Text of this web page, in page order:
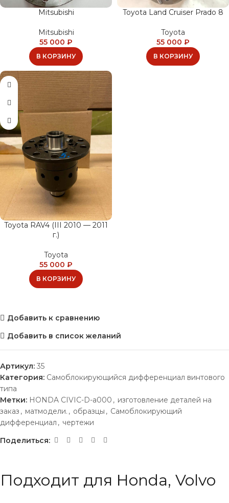
Mitsubishi
Mitsubishi
55 000 ₽
В КОРЗИНУ
Toyota Land Cruiser Prado 8
Toyota
55 000 ₽
В КОРЗИНУ
Toyota RAV4 (III 2010 — 2011
г.)
Toyota
55 000 ₽
В КОРЗИНУ
Добавить к сравнению
Добавить в список желаний
Артикул: 35
Категория: Самоблокирующийся дифференциал винтового
типа
Метки: HONDA CIVIC-D-a000 , изготовление деталей на
заказ , матмодели. , образцы , Самоблокирующий
дифференциал , чертежи
Поделиться:
Подходит для Honda, Volvo